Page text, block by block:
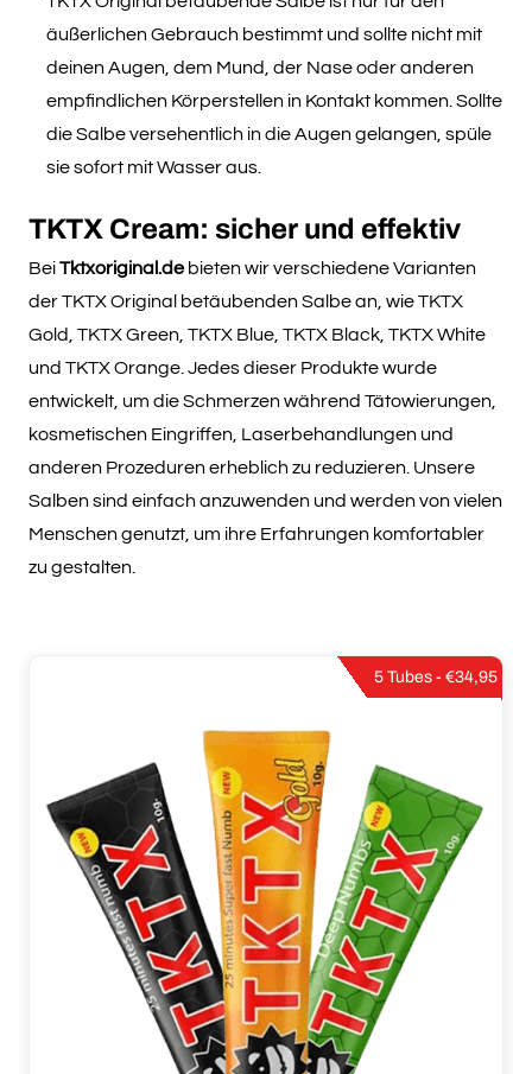
äußerlichen Gebrauch bestimmt und sollte nicht mit
deinen Augen, dem Mund, der Nase oder anderen
empfindlichen Körperstellen in Kontakt kommen. Sollte
die Salbe versehentlich in die Augen gelangen, spüle
sie sofort mit Wasser aus.
TKTX Cream: sicher und effektiv
BeiTktxoriginal.debieten wir verschiedene Varianten
der TKTX Original betäubenden Salbe an, wie TKTX
Gold, TKTX Green, TKTX Blue, TKTX Black, TKTX White
und TKTX Orange. Jedes dieser Produkte wurde
entwickelt, um die Schmerzen während Tätowierungen,
kosmetischen Eingriffen, Laserbehandlungen und
anderen Prozeduren erheblich zu reduzieren. Unsere
Salben sind einfach anzuwenden und werden von vielen
Menschen genutzt, um ihre Erfahrungen komfortabler
zu gestalten.
5 Tubes - €34,95